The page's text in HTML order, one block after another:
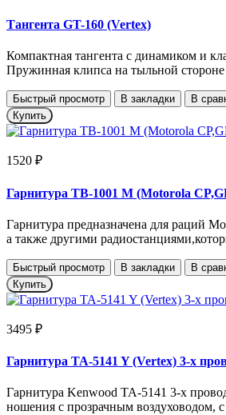
Тангента GT-160 (Vertex)
Компактная тангента с динамиком и
Пружинная клипса на тыльной стороне
Быстрый просмотр В закладки
В
Купить
1520 ₽
Гарнитура TB-1001 M (Motorola
Гарнитура предназначена для раций
а также другими
Быстрый просмотр В закладки
В
Купить
3495 ₽
Гарнитура TA-5141 Y (Vertex) 3-х
Гарнитура Kenwood TA-5141 3-х
ношения с прозрачным воздуховодом,